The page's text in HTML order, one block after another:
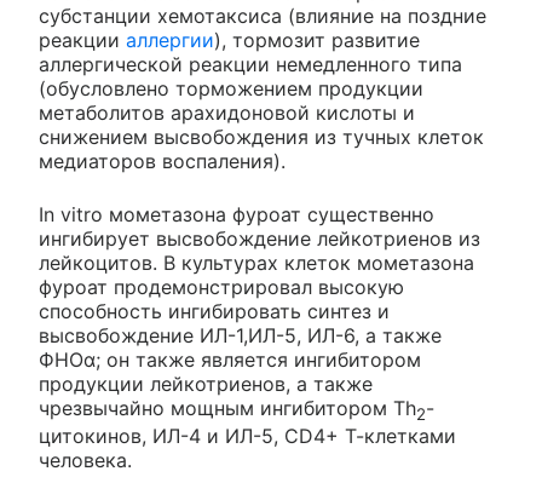
субстанции хемотаксиса (влияние на поздние
реакции аллергии), тормозит развитие
аллергической реакции немедленного типа
(обусловлено торможением продукции
метаболитов арахидоновой кислоты и
снижением высвобождения из тучных клеток
медиаторов воспаления).
In vitro мометазона фуроат существенно
ингибирует высвобождение лейкотриенов из
лейкоцитов. В культурах клеток мометазона
фуроат продемонстрировал высокую
способность ингибировать синтез и
высвобождение ИЛ-1,ИЛ-5, ИЛ-6, а также
ФНОα; он также является ингибитором
продукции лейкотриенов, а также
чрезвычайно мощным ингибитором Тh2-
цитокинов, ИЛ-4 и ИЛ-5, CD4+ Т-клетками
человека.